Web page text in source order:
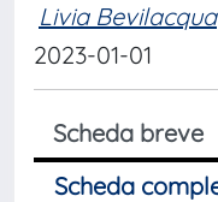
Livia Bevilacqua
2023-01-01
Scheda breve
Scheda